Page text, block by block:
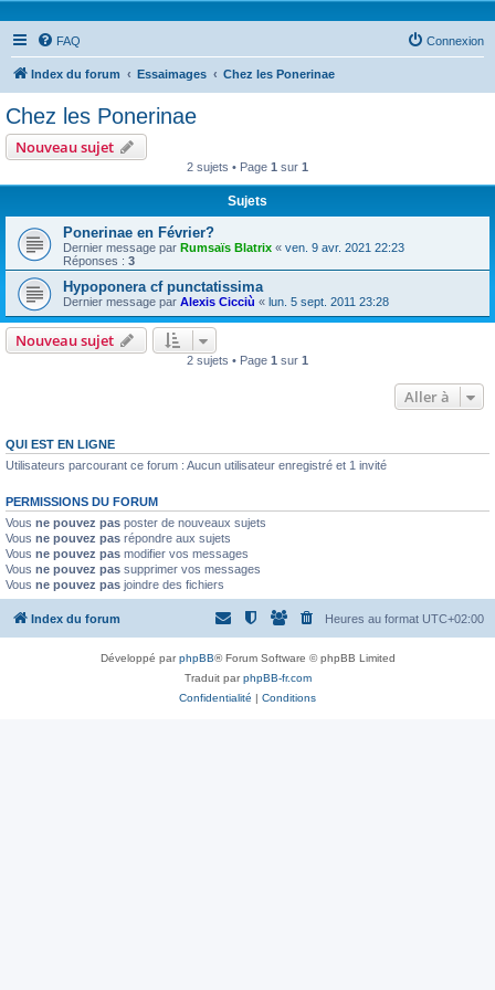
FAQ Connexion
Index du forum Essaimages Chez les Ponerinae
Chez les Ponerinae
Nouveau sujet
2 sujets • Page 1 sur 1
Sujets
Ponerinae en Février?
Dernier message par Rumsaïs Blatrix « ven. 9 avr. 2021 22:23
Réponses : 3
Hypoponera cf punctatissima
Dernier message par Alexis Cicciù « lun. 5 sept. 2011 23:28
Nouveau sujet
2 sujets • Page 1 sur 1
Aller à
QUI EST EN LIGNE
Utilisateurs parcourant ce forum : Aucun utilisateur enregistré et 1 invité
PERMISSIONS DU FORUM
Vous ne pouvez pas poster de nouveaux sujets
Vous ne pouvez pas répondre aux sujets
Vous ne pouvez pas modifier vos messages
Vous ne pouvez pas supprimer vos messages
Vous ne pouvez pas joindre des fichiers
Index du forum Heures au format UTC+02:00
Développé parphpBB® Forum Software © phpBB Limited
Traduit parphpBB-fr.com
Confidentialité | Conditions